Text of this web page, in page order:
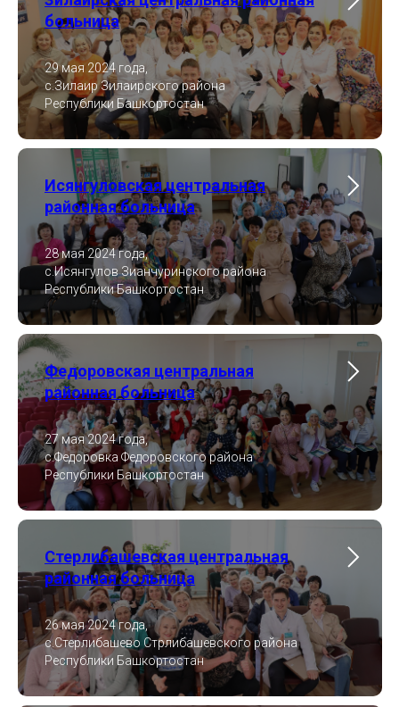
больница
29 мая 2024 года,
с.Зилаир Зилаирского района
Республики Башкортостан
Исянгуловская центральная
районная больница
28 мая 2024 года,
с.Исянгулов Зианчуринского района
Республики Башкортостан
Федоровская центральная
районная больница
27 мая 2024 года,
с.Федоровка Федоровского района
Республики Башкортостан
Стерлибашевская центральная
районная больница
26 мая 2024 года,
с.Стерлибашево Стрлибашевского района
Республики Башкортостан